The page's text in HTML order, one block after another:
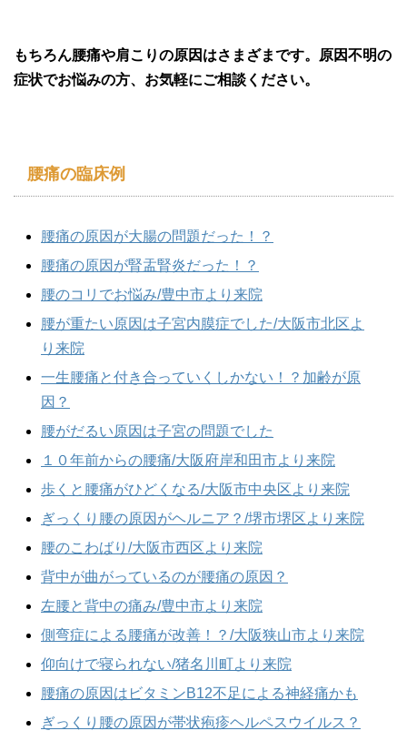
もちろん腰痛や肩こりの原因はさまざまです。原因不明の
症状でお悩みの方、お気軽にご相談ください。
腰痛の臨床例
腰痛の原因が大腸の問題だった！？
腰痛の原因が腎盂腎炎だった！？
腰のコリでお悩み/豊中市より来院
腰が重たい原因は子宮内膜症でした/大阪市北区よ
り来院
一生腰痛と付き合っていくしかない！？加齢が原
因？
腰がだるい原因は子宮の問題でした
１０年前からの腰痛/大阪府岸和田市より来院
歩くと腰痛がひどくなる/大阪市中央区より来院
ぎっくり腰の原因がヘルニア？/堺市堺区より来院
腰のこわばり/大阪市西区より来院
背中が曲がっているのが腰痛の原因？
左腰と背中の痛み/豊中市より来院
側弯症による腰痛が改善！？/大阪狭山市より来院
仰向けで寝られない/猪名川町より来院
腰痛の原因はビタミンB12不足による神経痛かも
ぎっくり腰の原因が帯状疱疹ヘルペスウイルス？